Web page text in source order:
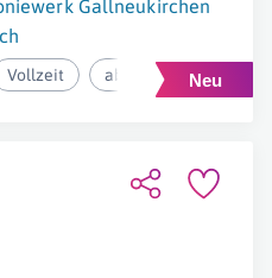
Gallneukirchen
Vollzeit ab 2.974,60€ pro